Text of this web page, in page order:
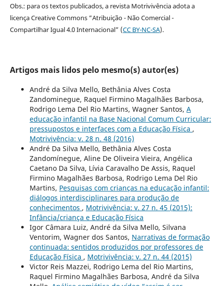
Obs.: para os textos publicados, a revista Motrivivência adota a
licença Creative Commons “Atribuição - Não Comercial -
Compartilhar Igual 4.0 Internacional” (CC BY-NC-SA).
Artigos mais lidos pelo mesmo(s) autor(es)
André da Silva Mello, Bethânia Alves Costa
Zandominegue, Raquel Firmino Magalhães Barbosa,
Rodrigo Lema Del Rio Martins, Wagner Santos, A
educação infantil na Base Nacional Comum Curricular:
pressupostos e interfaces com a Educação Física ,
Motrivivência: v. 28 n. 48 (2016)
André Da Silva Mello, Bethânia Alves Costa
Zandomínegue, Aline De Oliveira Vieira, Angélica
Caetano Da Silva, Lívia Caravalho De Assis, Raquel
Firmino Magalhães Barbosa, Rodrigo Lema Del Rio
Martins, Pesquisas com crianças na educação infantil:
diálogos interdisciplinares para produção de
conhecimentos , Motrivivência: v. 27 n. 45 (2015):
Infância/criança e Educação Física
Igor Câmara Luiz, André da Silva Mello, Silvana
Ventorim, Wagner dos Santos, Narrativas de formação
continuada: sentidos produzidos por professores de
Educação Física , Motrivivência: v. 27 n. 44 (2015)
Victor Reis Mazzei, Rodrigo Lema del Rio Martins,
Raquel Firmino Magalhães Barbosa, André da Silva